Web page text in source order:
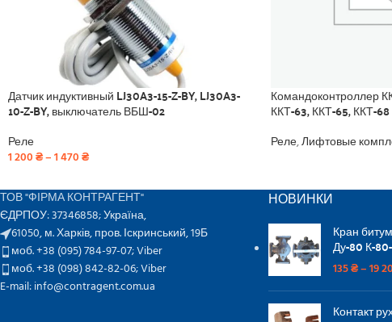
Датчик индуктивный LJ30A3-15-Z-BY, LJ30A3-
10-Z-BY, выключатель ВБШ-02
Реле
1 200₴–1 470₴
Командоконтроллер
ККТ-63, ККТ-65, ККТ-
Реле,Лифтовые
ТОВ "ФІРМА КОНТРАГЕНТ"
ЄДРПОУ: 37346858; Україна,
61050, м. Харків, пров. Іскринський, 19Б
моб. +38 (095) 784-97-07;Viber
моб. +38 (098) 842-82-06;Viber
E-mail: info@contragent.com.ua
НОВИНКИ
Кран
Ду-80 К-
135₴–19
Контакт